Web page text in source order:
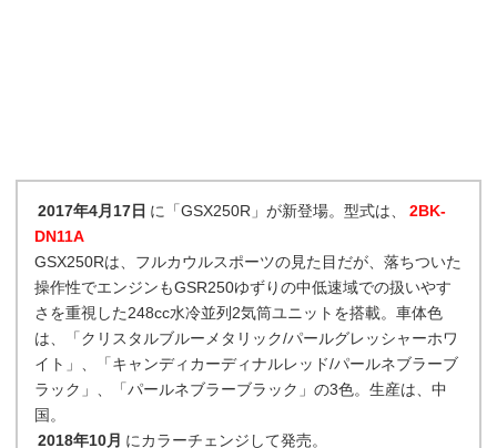
2017年4月17日 に「GSX250R」が新登場。型式は、
2BK-
DN11A
GSX250Rは、フルカウルスポーツの見た目だが、落ちついた
操作性でエンジンもGSR250ゆずりの中低速域での扱いやす
さを重視した248cc水冷並列2気筒ユニットを搭載。車体色
は、「クリスタルブルーメタリック/パールグレッシャーホワ
イト」、「キャンディカーディナルレッド/パールネブラーブ
ラック」、「パールネブラーブラック」の3色。生産は、中
国。
2018年10月 にカラーチェンジして発売。